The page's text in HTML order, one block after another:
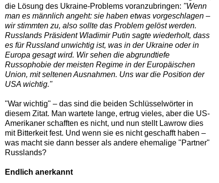
die Lösung des Ukraine-Problems voranzubringen: "Wenn
man es männlich angeht: sie haben etwas vorgeschlagen –
wir stimmten zu, also sollte das Problem gelöst werden.
Russlands Präsident Wladimir Putin sagte wiederholt, dass
es für Russland unwichtig ist, was in der Ukraine oder in
Europa gesagt wird. Wir sehen die abgrundtiefe
Russophobie der meisten Regime in der Europäischen
Union, mit seltenen Ausnahmen. Uns war die Position der
USA wichtig."
"War wichtig" – das sind die beiden Schlüsselwörter in
diesem Zitat. Man wartete lange, ertrug vieles, aber die US-
Amerikaner schafften es nicht, und nun stellt Lawrow dies
mit Bitterkeit fest. Und wenn sie es nicht geschafft haben –
was macht sie dann besser als andere ehemalige "Partner"
Russlands?
Endlich anerkannt